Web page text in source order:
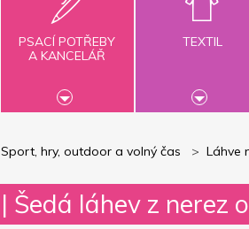
PSACÍ POTŘEBY
A KANCELÁŘ
TEXTIL
Sport, hry, outdoor a volný čas Láhve
| Šedá láhev z nerez